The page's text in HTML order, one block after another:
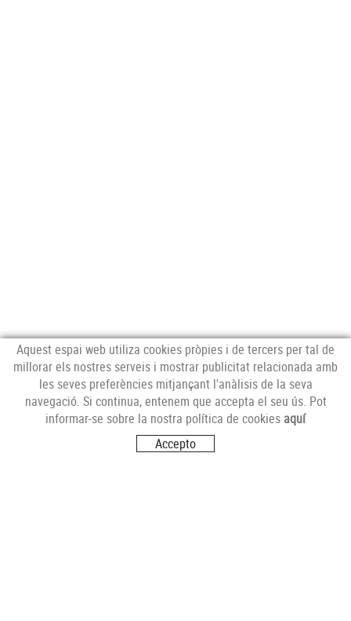
NEWSLETTER
Aquest espai web utiliza cookies pròpies i de tercers per tal de
millorar els nostres serveis i mostrar publicitat relacionada amb
les seves preferències mitjançant l'anàlisis de la seva
navegació. Si continua, entenem que accepta el seu ús. Pot
informar-se sobre la nostra política de cookies aquí
Accepto